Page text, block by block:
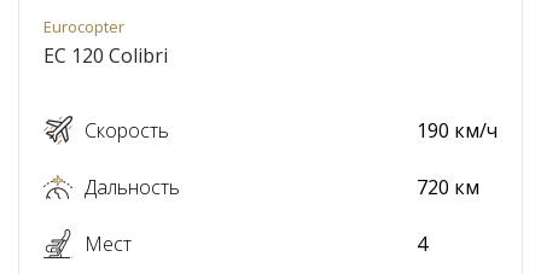
Eurocopter
ЕС 120 Colibri
Скорость
Дальность
Мест
190 км/ч
720 км
4